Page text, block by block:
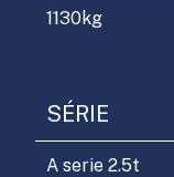
1130kg
SÉRIE
A serie 2.5t